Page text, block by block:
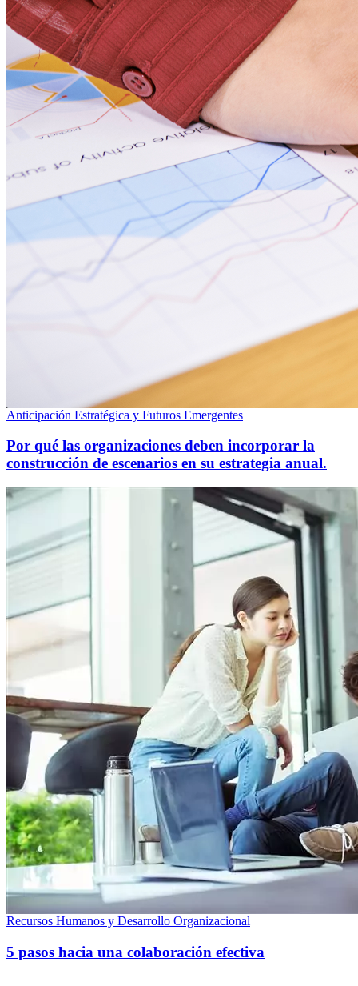
Anticipación Estratégica y Futuros Emergentes
Por qué las organizaciones deben incorporar la
construcción de escenarios en su estrategia anual.
Recursos Humanos y Desarrollo Organizacional
5 pasos hacia una colaboración efectiva